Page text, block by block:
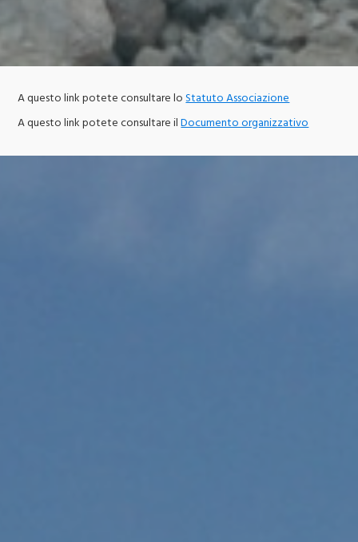
A questo link potete consultare loStatuto Associazione
A questo link potete consultare ilDocumento organizzativo